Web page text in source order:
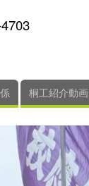
桐工紹介動画